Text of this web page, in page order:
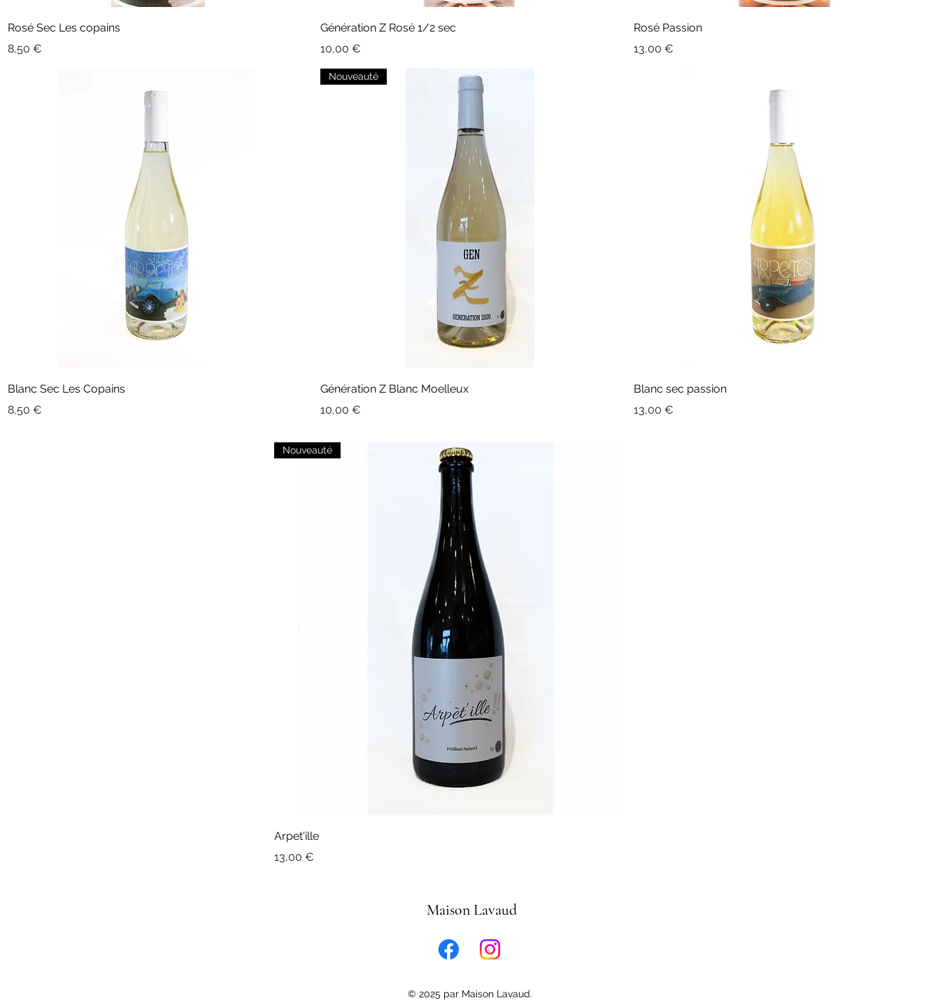
Rosé Sec Les copains
Prix
8,50 €
Génération Z Rosé 1/2 sec
Prix
10,00 €
Rosé Passion
Prix
13,00 €
Blanc Sec Les Copains
Prix
8,50 €
Nouveauté
Génération Z Blanc Moelleux
Prix
10,00 €
Blanc sec passion
Prix
13,00 €
Nouveauté
Arpet'ille
Prix
13,00 €
Maison Lavaud
© 2025 par Maison Lavaud.